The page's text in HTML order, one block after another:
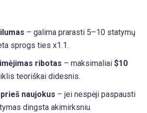
– galima prarasti 5–10 statymų
sprogs ties x1.1.
ribotas – maksimaliai $10
teoriškai didesnis.
naujokus – jei nespėji paspausti
dingsta akimirksniu.